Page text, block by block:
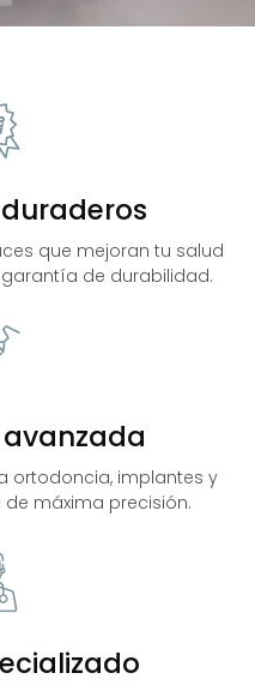
que mejoran tu salud
de durabilidad.
ortodoncia, implantes y
máxima precisión.